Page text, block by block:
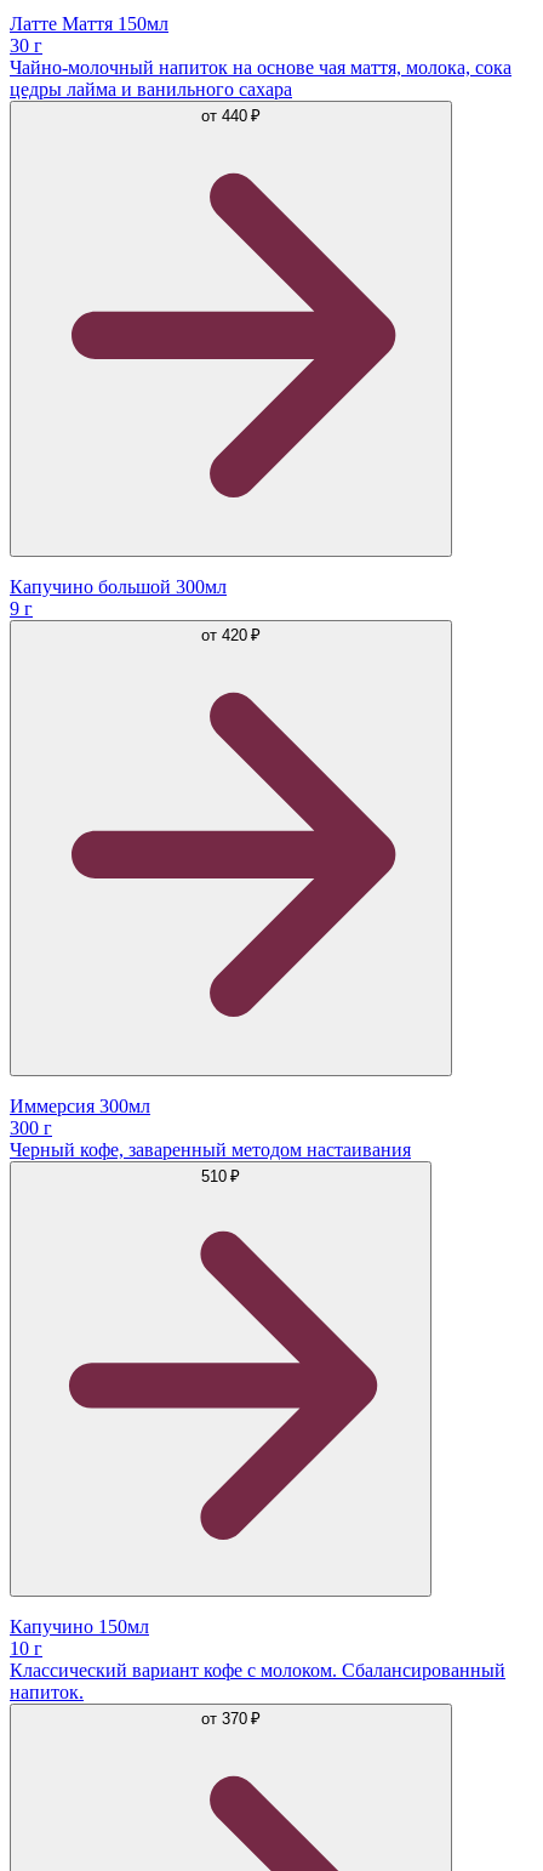
Латте Маття 150мл
30 г
Чайно-молочный напиток на основе чая маття, молока, сока
цедры лайма и ванильного сахара
от 440 ₽
Капучино большой 300мл
9 г
от 420 ₽
Иммерсия 300мл
300 г
Черный кофе, заваренный методом настаивания
510 ₽
Капучино 150мл
10 г
Классический вариант кофе с молоком. Сбалансированный
напиток.
от 370 ₽